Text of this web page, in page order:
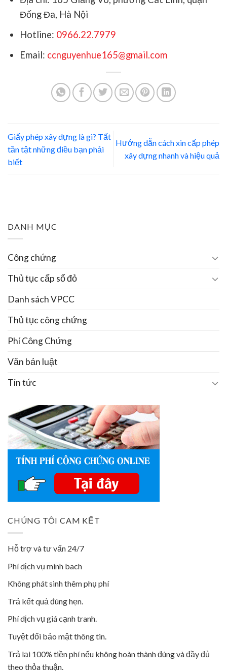
Đống Đa, Hà Nội
Hotline: 0966.22.7979
Email: ccnguyenhue165@gmail.com
Giấy phép xây dựng là gì? Tất
tần tật những điều bạn phải
biết
Hướng dẫn cách xin cấp phép
xây dựng nhanh và hiệu quả
DANH MỤC
Công chứng
Thủ tục cấp sổ đỏ
Danh sách VPCC
Thủ tục công chứng
Phí Công Chứng
Văn bản luật
Tin tức
CHÚNG TÔI CAM KẾT
Hỗ trợ và tư vấn 24/7
Phí dịch vụ minh bach
Không phát sinh thêm phụ phí
Trả kết quả đúng hẹn.
Phí dịch vụ giá cạnh tranh.
Tuyệt đối bảo mật thông tin.
Trả lại 100% tiền phí nếu không hoàn thành đúng và đầy đủ
theo thỏa thuận.